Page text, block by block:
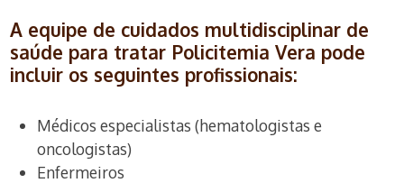
A equipe de cuidados multidisciplinar de
saúde para tratar Policitemia Vera pode
incluir os seguintes profissionais:
Médicos especialistas (hematologistas e
oncologistas)
Enfermeiros